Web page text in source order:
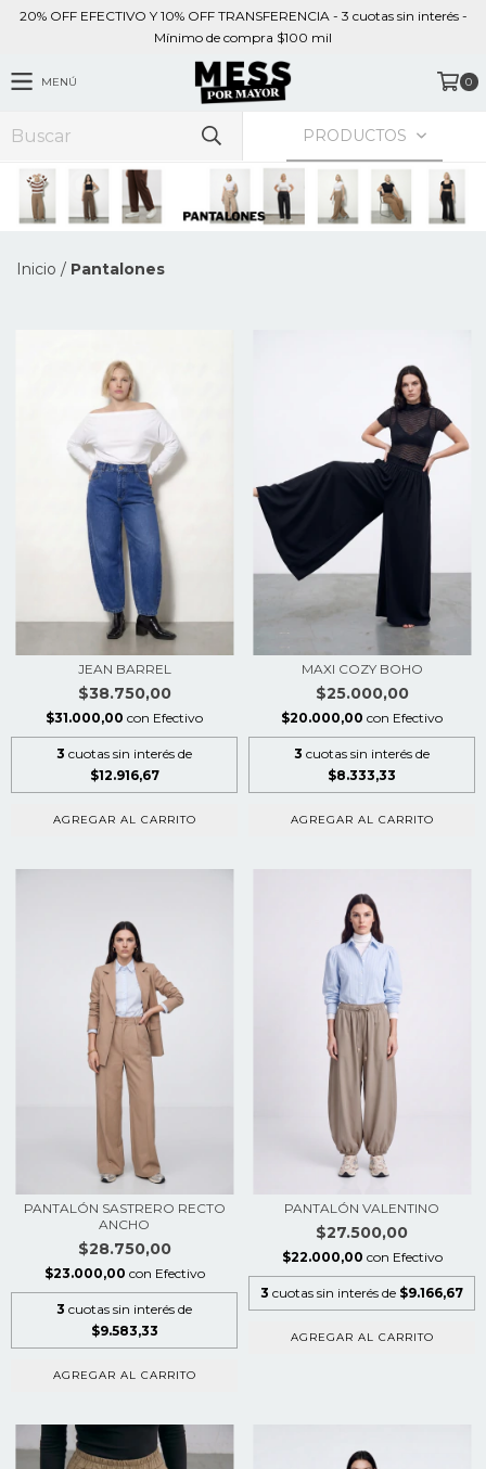
20% OFF EFECTIVO Y 10% OFF TRANSFERENCIA - 3 cuotas sin interés -
Mínimo de compra $100 mil
MENÚ 0
PRODUCTOS
Inicio / Pantalones
JEAN BARREL
$38.750,00
$31.000,00 con Efectivo
3 cuotas sin interés de
$12.916,67
AGREGAR AL CARRITO
MAXI COZY BOHO
$25.000,00
$20.000,00 con Efectivo
3 cuotas sin interés de
$8.333,33
AGREGAR AL CARRITO
PANTALÓN SASTRERO RECTO
ANCHO
$28.750,00
$23.000,00 con Efectivo
3 cuotas sin interés de
$9.583,33
AGREGAR AL CARRITO
PANTALÓN VALENTINO
$27.500,00
$22.000,00 con Efectivo
3 cuotas sin interés de $9.166,67
AGREGAR AL CARRITO